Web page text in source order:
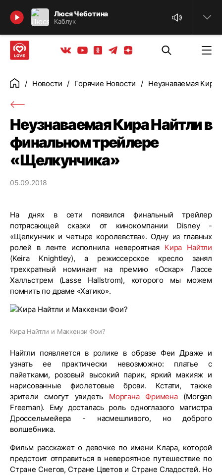
Люся Чеботина
Каблук
Найти
Вконтакте
YoutubeОдноклассники
ТелеграмЯндекс дзен
ГлавнаяНовости Горячие Новости Неузнаваемая
Неузнаваемая Кира Найтли в
финальном трейлере
«Щелкунчика»
05.09.2018
На днях в сети появился финальный трейлер
потрясающей сказки от кинокомпании Disney -
«Щелкунчик и четыре королевства». Одну из главных
ролей в ленте исполнила невероятная Кира Найтли
(Keira Knightley), а режиссерское кресло занял
трехкратный номинант на премию «Оскар» Лассе
Халльстрем (Lasse Hallstrom), которого мы можем
помнить по драме «Хатико».
Кира Найтли и Маккензи Фои?
Найтли появляется в ролике в образе Феи Драже и
узнать ее практически невозможно: платье с
пайетками, розовый высокий парик, яркий макияж и
нарисованные фиолетовые брови. Кстати, также
зрители смогут увидеть Моргана Фримена(Morgan
Freeman). Ему досталась роль одноглазого магистра
Дроссельмейера - насмешливого, но доброго
волшебника.
Фильм расскажет о девочке по имени Клара, которой
предстоит отправиться в невероятное путешествие по
Стране Снегов, Стране Цветов и Стране Сладостей. Но